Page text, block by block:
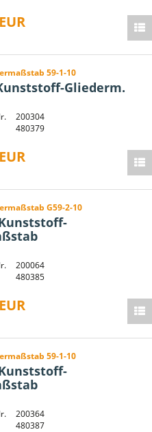
59-1-10
Gliederm.
200304
480379
G59-2-10
200064
480385
59-1-10
200364
480387